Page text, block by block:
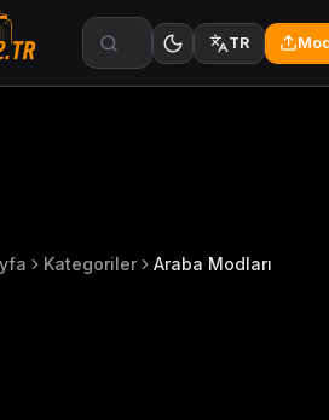
TR
Kategoriler Araba Modları